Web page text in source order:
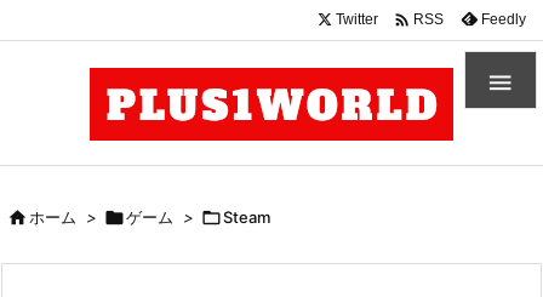

Twitter  RSS Feedly
ホーム > ゲーム > Steam